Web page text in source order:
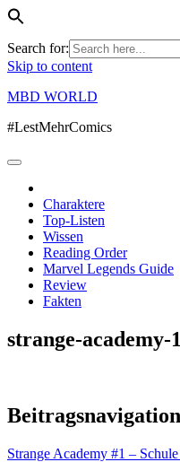
Search for:
Skip to content
MBD WORLD
#LestMehrComics
Charaktere
Top-Listen
Wissen
Reading Order
Marvel Legends Guide
Review
Fakten
strange-academy-
Beitragsnavigation
Strange Academy #1 –